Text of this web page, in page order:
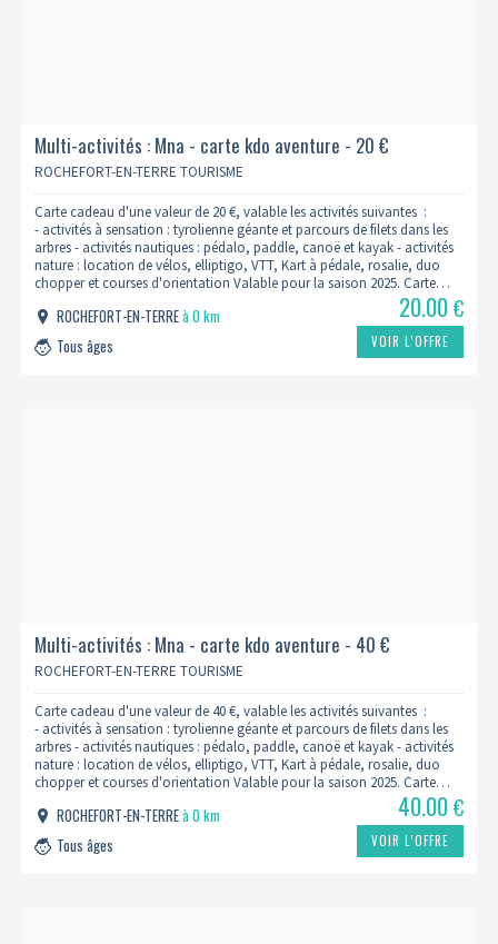
Multi-activités : Mna - carte kdo aventure - 20 €
ROCHEFORT-EN-TERRE TOURISME
Carte cadeau d'une valeur de 20 €, valable les activités suivantes :
- activités à sensation : tyrolienne géante et parcours de filets dans les
arbres - activités nautiques : pédalo, paddle, canoë et kayak - activités
nature : location de vélos, elliptigo, VTT, Kart à pédale, rosalie, duo
chopper et courses d'orientation Valable pour la saison 2025. Carte…
ROCHEFORT-EN-TERREà 0 km
Tous âges
20.00€
VOIR L’OFFRE
Multi-activités : Mna - carte kdo aventure - 40 €
ROCHEFORT-EN-TERRE TOURISME
Carte cadeau d'une valeur de 40 €, valable les activités suivantes :
- activités à sensation : tyrolienne géante et parcours de filets dans les
arbres - activités nautiques : pédalo, paddle, canoë et kayak - activités
nature : location de vélos, elliptigo, VTT, Kart à pédale, rosalie, duo
chopper et courses d'orientation Valable pour la saison 2025. Carte…
ROCHEFORT-EN-TERREà 0 km
Tous âges
40.00€
VOIR L’OFFRE